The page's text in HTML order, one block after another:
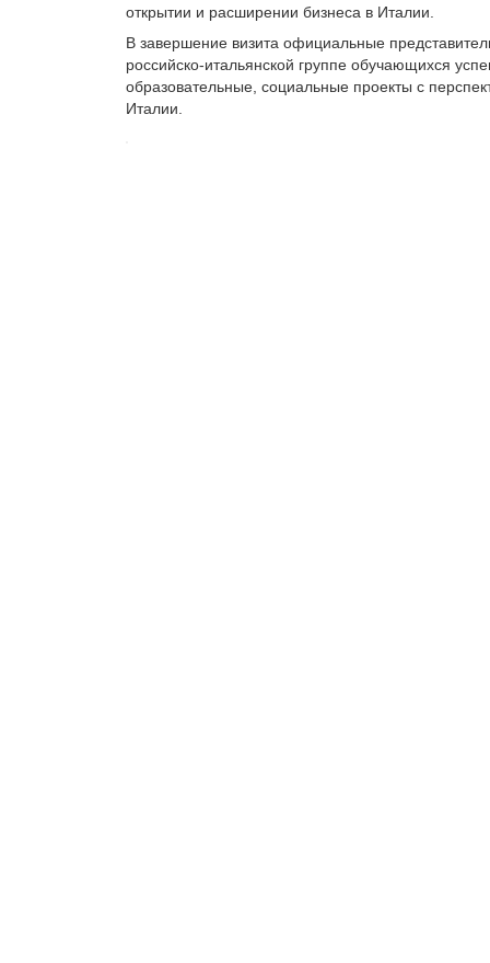
открытии и расширении бизнеса в Италии.
В завершение визита официальные
российско-итальянской группе обучающихся
образовательные, социальные проекты с
Италии.